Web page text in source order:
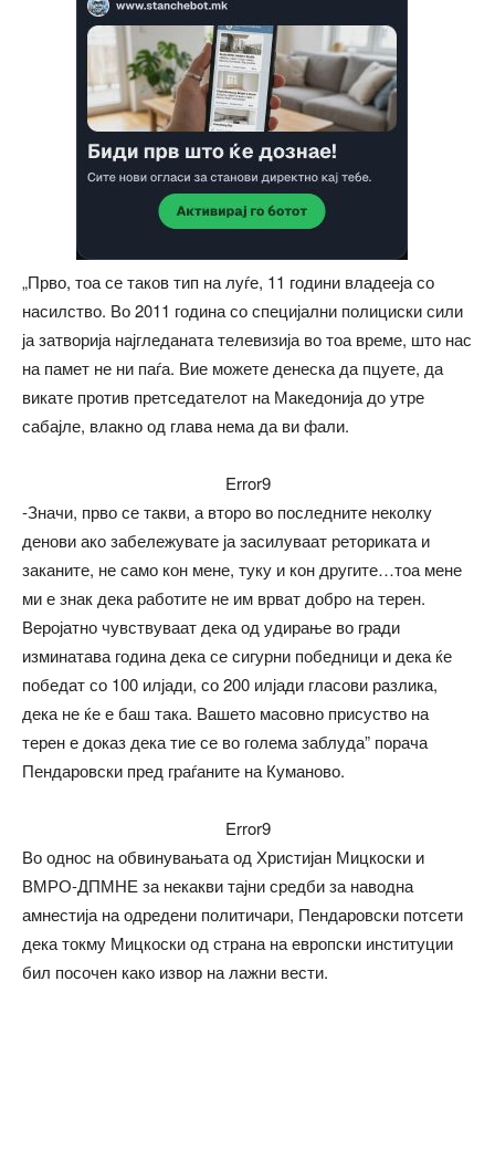
„Прво, тоа се таков тип на луѓе, 11 години владееја со
насилство. Во 2011 година со специјални полициски сили
ја затворија најгледаната телевизија во тоа време, што нас
на памет не ни паѓа. Вие можете денеска да пцуете, да
викате против претседателот на Македонија до утре
сабајле, влакно од глава нема да ви фали.
Error9
-Значи, прво се такви, а второ во последните неколку
денови ако забележувате ја засилуваат реториката и
заканите, не само кон мене, туку и кон другите…тоа мене
ми е знак дека работите не им врват добро на терен.
Веројатно чувствуваат дека од удирање во гради
изминатава година дека се сигурни победници и дека ќе
победат со 100 илјади, со 200 илјади гласови разлика,
дека не ќе е баш така. Вашето масовно присуство на
терен е доказ дека тие се во голема заблуда” порача
Пендаровски пред граѓаните на Куманово.
Error9
Во однос на обвинувањата од Христијан Мицкоски и
ВМРО-ДПМНЕ за некакви тајни средби за наводна
амнестија на одредени политичари, Пендаровски потсети
дека токму Мицкоски од страна на европски институции
бил посочен како извор на лажни вести.